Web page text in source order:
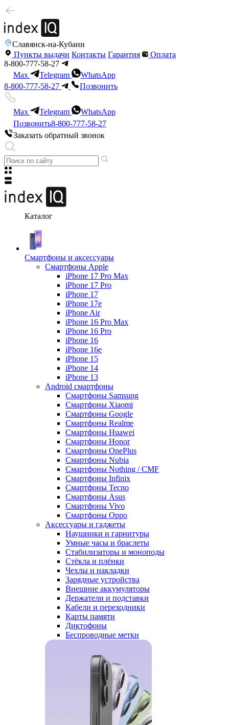
Славянск-на-Кубани
Пункты выдачи Контакты Гарантия
Оплата
8-800-777-58-27
Max
Telegram
WhatsApp
8-800-777-58-27
Позвонить
Max Telegram
WhatsApp
Позвонить8-800-777-58-27
Заказать обратный звонок
Каталог
Смартфоны и аксессуары
Смартфоны Apple
iPhone 17 Pro Max
iPhone 17 Pro
iPhone 17
iPhone 17e
iPhone Air
iPhone 16 Pro Max
iPhone 16 Pro
iPhone 16
iPhone 16e
iPhone 15
iPhone 14
iPhone 13
Android cмартфоны
Смартфоны Samsung
Смартфоны Xiaomi
Смартфоны Google
Смартфоны Realme
Смартфоны Huawei
Смартфоны Honor
Смартфоны OnePlus
Смартфоны Nubia
Смартфоны Nothing / CMF
Смартфоны Infinix
Смартфоны Tecno
Смартфоны Asus
Смартфоны Vivo
Смартфоны Oppo
Аксессуары и гаджеты
Наушники и гарнитуры
Умные часы и браслеты
Стабилизаторы и моноподы
Стёкла и плёнки
Чехлы и накладки
Зарядные устройства
Внешние аккумуляторы
Держатели и подставки
Кабели и переходники
Карты памяти
Диктофоны
Беспроводные метки